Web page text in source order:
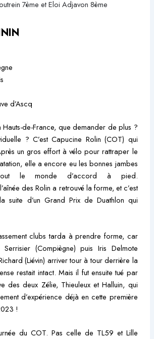
7ème et Eloi Adjavon 8ème
d’Ascq
de-France, que demander de plus ?
? C’est Capucine Rolin (COT) qui
un gros effort à vélo pour rattraper le
elle a encore eu les bonnes jambes
le monde d’accord à pied.
des Rolin a retrouvé la forme, et c’est
suite d’un Grand Prix de Duathlon qui
clubs tarda à prendre forme, car
(Compiègne) puis Iris Delmote
(Liévin) arriver tour à tour derrière la
restait intact. Mais il fut ensuite tué par
des deux Zélie, Thieuleux et Halluin, qui
d’expérience déjà en cette première
!
du COT. Pas celle de TL59 et Lille